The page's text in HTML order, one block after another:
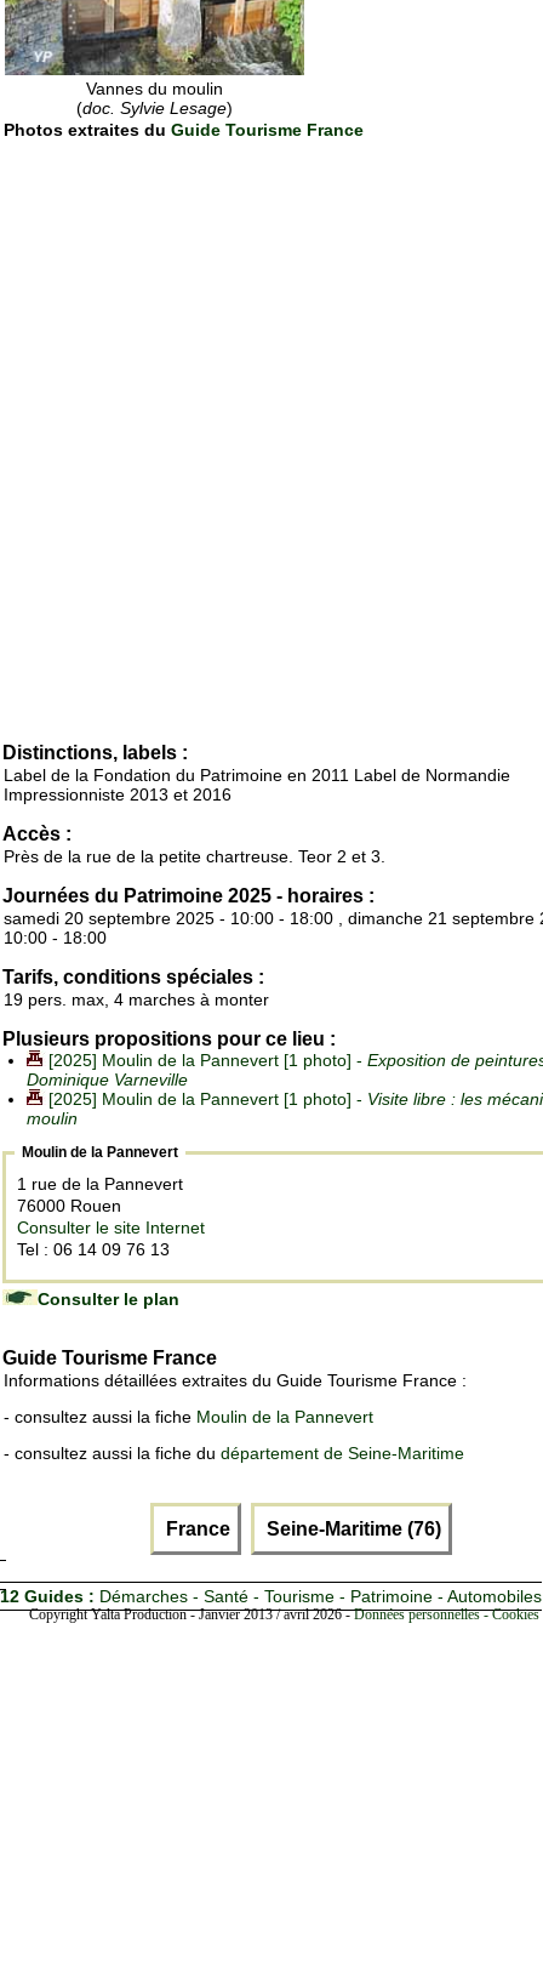
Vannes du moulin
(doc. Sylvie Lesage)
Photos extraites du Guide Tourisme France
Distinctions, labels :
Label de la Fondation du Patrimoine en 2011 Label de Normandie
Impressionniste 2013 et 2016
Accès :
Près de la rue de la petite chartreuse. Teor 2 et 3.
Journées du Patrimoine 2025 - horaires :
samedi 20 septembre 2025 - 10:00 - 18:00 , dimanche 21 septembre
10:00 - 18:00
Tarifs, conditions spéciales :
19 pers. max, 4 marches à monter
Plusieurs propositions pour ce lieu :
[2025] Moulin de la Pannevert [1 photo] - Exposition de
Dominique Varneville
[2025] Moulin de la Pannevert [1 photo] - Visite libre : les
moulin
Moulin de la Pannevert
1 rue de la Pannevert
76000 Rouen
Consulter le site Internet
Tel : 06 14 09 76 13
Consulter le plan
Guide Tourisme France
Informations détaillées extraites du Guide Tourisme France :
- consultez aussi la fiche Moulin de la Pannevert
- consultez aussi la fiche du département de Seine-Maritime
France Seine-Maritime (76)
12 Guides : Démarches - Santé - Tourisme - Patrimoine - Automobiles
Copyright Yalta Production - Janvier 2013 / avril 2026 -Données personnelles -